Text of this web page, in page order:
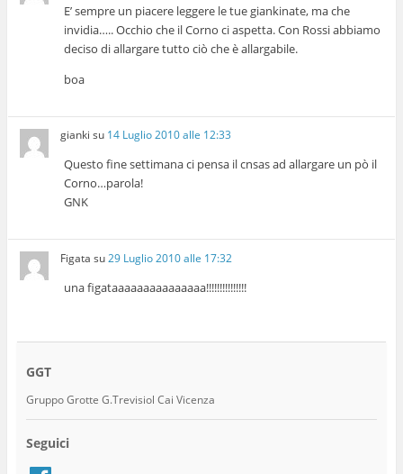
E’ sempre un piacere leggere le tue giankinate, ma che
invidia….. Occhio che il Corno ci aspetta. Con Rossi abbiamo
deciso di allargare tutto ciò che è allargabile.
boa
gianki su 14 Luglio 2010 alle 12:33
Questo fine settimana ci pensa il cnsas ad allargare un pò il
Corno…parola!
GNK
Figata su29 Luglio 2010 alle 17:32
una figataaaaaaaaaaaaaaa!!!!!!!!!!!!!!!
GGT
Gruppo Grotte G.Trevisiol Cai Vicenza
Seguici
Facebook